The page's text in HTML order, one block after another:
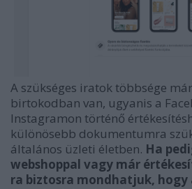
A szükséges iratok többsége
birtokodban van, ugyanis a
Instagramon történő
különösebb dokumentumra
általános üzleti életben. Ha
webshoppal vagy már
ra biztosra mondhatjuk, hogy